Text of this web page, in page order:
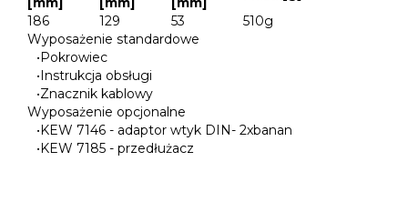
186
129 53
510g
Wyposażenie standardowe
•Pokrowiec
•Instrukcja obsługi
•Znacznik kablowy
Wyposażenie opcjonalne
•KEW 7146 - adaptor wtyk DIN- 2xbanan
•KEW 7185 - przedłużacz